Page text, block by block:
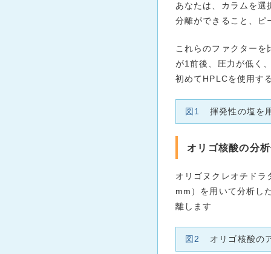
あなたは、カラムを選
分離ができること、
これらのファクター
が1前後、圧力が低く
初めてHPLCを使用す
図1 揮発性の塩を
オリゴ核酸の分
オリゴヌクレオチド
mm）を用いて分析し
離します
図2 オリゴ核酸の